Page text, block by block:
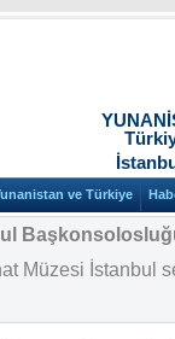
ve Türkiye
Müzesi İstanbul